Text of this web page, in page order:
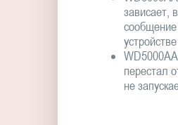
зависает,
устройстве
перестал
не